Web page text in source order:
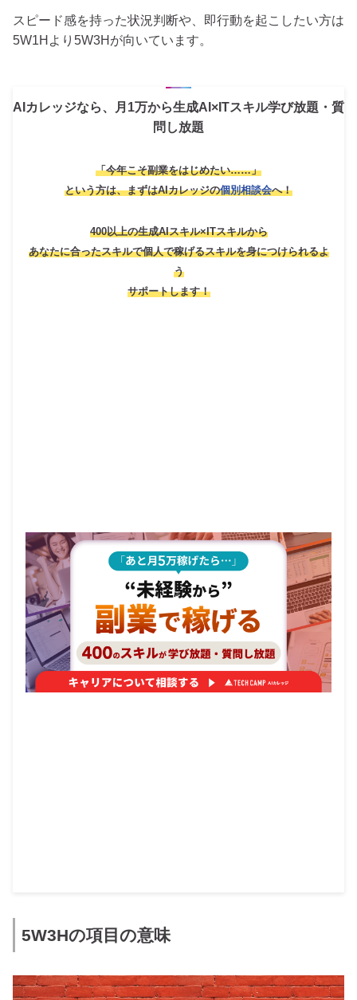
スピード感を持った状況判断や、即行動を起こしたい方は
5W1Hより5W3Hが向いています。
AIカレッジなら、月1万から生成AI×ITスキル学び放題・質
問し放題
「今年こそ副業をはじめたい……」
という方は、まずはAIカレッジの個別相談会へ！
400以上の生成AIスキル×ITスキルから
あなたに合ったスキルで個人で稼げるスキルを身につけられるよ
う
サポートします！
5W3Hの項目の意味